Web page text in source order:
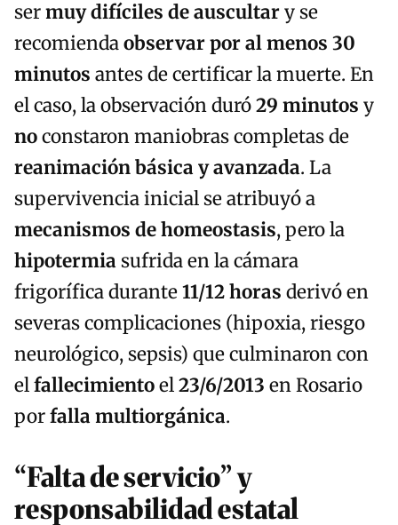
sermuy difíciles de auscultary se
recomiendaobservar por al menos 30
minutos antes de certificar la muerte. En
el caso, la observación duró29 minutos y
noconstaron maniobras completas de
reanimación básica y avanzada. La
supervivencia inicial se atribuyó a
mecanismos de homeostasis, pero la
hipotermia sufrida en la cámara
frigorífica durante11/12 horas derivó en
severas complicaciones (hipoxia, riesgo
neurológico, sepsis) que culminaron con
elfallecimientoel23/6/2013 en Rosario
porfalla multiorgánica.
“Falta de servicio” y
responsabilidad estatal